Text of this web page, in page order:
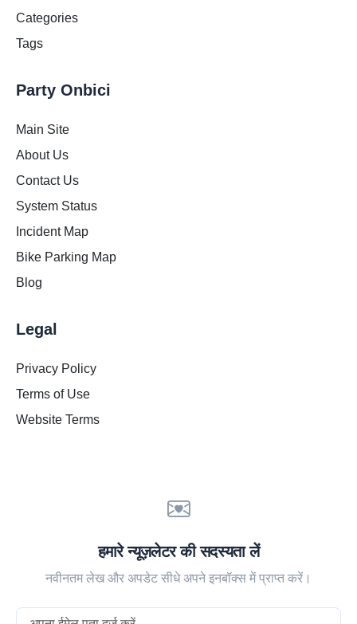
Categories
Tags
Party Onbici
Main Site
About Us
Contact Us
System Status
Incident Map
Bike Parking Map
Blog
Legal
Privacy Policy
Terms of Use
Website Terms
हमारे न्यूज़लेटर की सदस्यता लें
नवीनतम लेख और अपडेट सीधे अपने इनबॉक्स में प्राप्त करें।